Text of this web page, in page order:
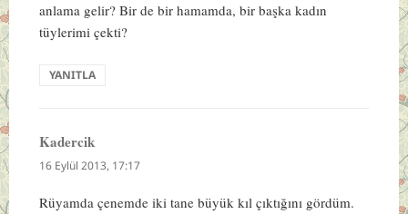
anlama gelir? Bir de bir hamamda, bir başka kadın
tüylerimi çekti?
YANITLA
Kadercikdedi
ki:
16 Eylül 2013, 17:17
Rüyamda çenemde iki tane büyük kıl çıktığını gördüm.